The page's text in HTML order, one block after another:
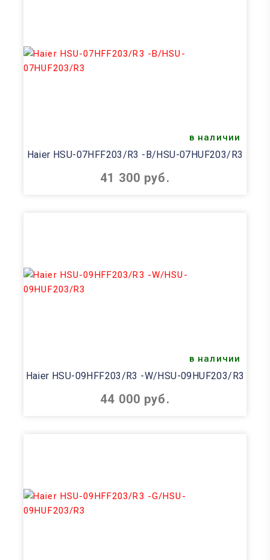
в наличии
Haier HSU-07HFF203/R3 -B/HSU-07HUF203/R3
41 300 руб.
в наличии
Haier HSU-09HFF203/R3 -W/HSU-09HUF203/R3
44 000 руб.